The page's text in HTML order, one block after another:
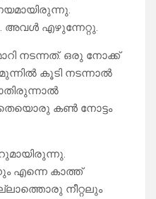
അവൾ എഴുന്നേറ്റു.
നടന്നത്. ഒരു നോക്ക്
കൂടി നടന്നാൽ
കൺ നോട്ടം
എന്നെ കാത്ത്
നീറ്റലും